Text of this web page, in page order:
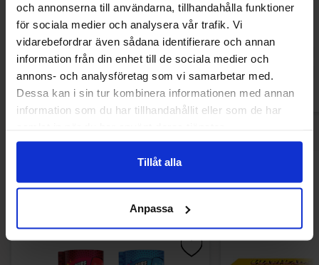
och annonserna till användarna, tillhandahålla funktioner
för sociala medier och analysera vår trafik. Vi
vidarebefordrar även sådana identifierare och annan
information från din enhet till de sociala medier och
annons- och analysföretag som vi samarbetar med.
Dessa kan i sin tur kombinera informationen med annan
information som du har tillhandahållit eller som de har
Tillåt alla
Anpassa
79.90 kr
Køb
Andre kunne lide